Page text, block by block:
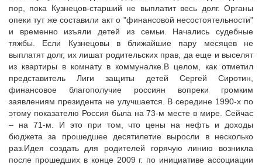
пор, пока Кузнецов-старший не выплатит весь долг. Органы
опеки тут же составили акт о "финансовой несостоятельности"
и временно изъяли детей из семьи. Начались судебные
тяжбы. Если Кузнецовы в ближайшие пару месяцев не
выплатят долг, их лишат родительских прав, да еще и выселят
из квартиры в комнату в коммуналке.В целом, как отметил
представитель Лиги защиты детей Сергей Сиротин,
финансовое благополучие россиян вопреки громким
заявлениям президента не улучшается. В середине 1990-х по
этому показателю Россия была на 73-м месте в мире. Сейчас
– на 71-м. И это при том, что цены на нефть и доходы
бюджета за прошедшее десятилетие выросли в несколько
раз.Идея создать для родителей горячую линию возникла
после прошедших в конце 2009 г. по инициативе ассоциации